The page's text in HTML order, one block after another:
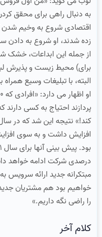
به دنبال راهی برای محقق
اقتصادی شروع به وخیم
زده شدند، او شروع به دادن
از جمله این ابداعات، خشک
برای) محیط زیست و پذیرش
البته، با تبلیغات وسیع همراه
پردازند احتیاج به کسی
درصدی شرکت ادامه خواهد
مبتکرانه جدید ارائه سرویس
خواهیم بود هم مشتریان
را راضی نگه داریم.»
کلام آخر